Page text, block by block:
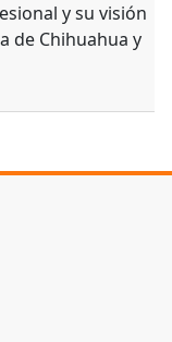
y su visión
de Chihuahua y